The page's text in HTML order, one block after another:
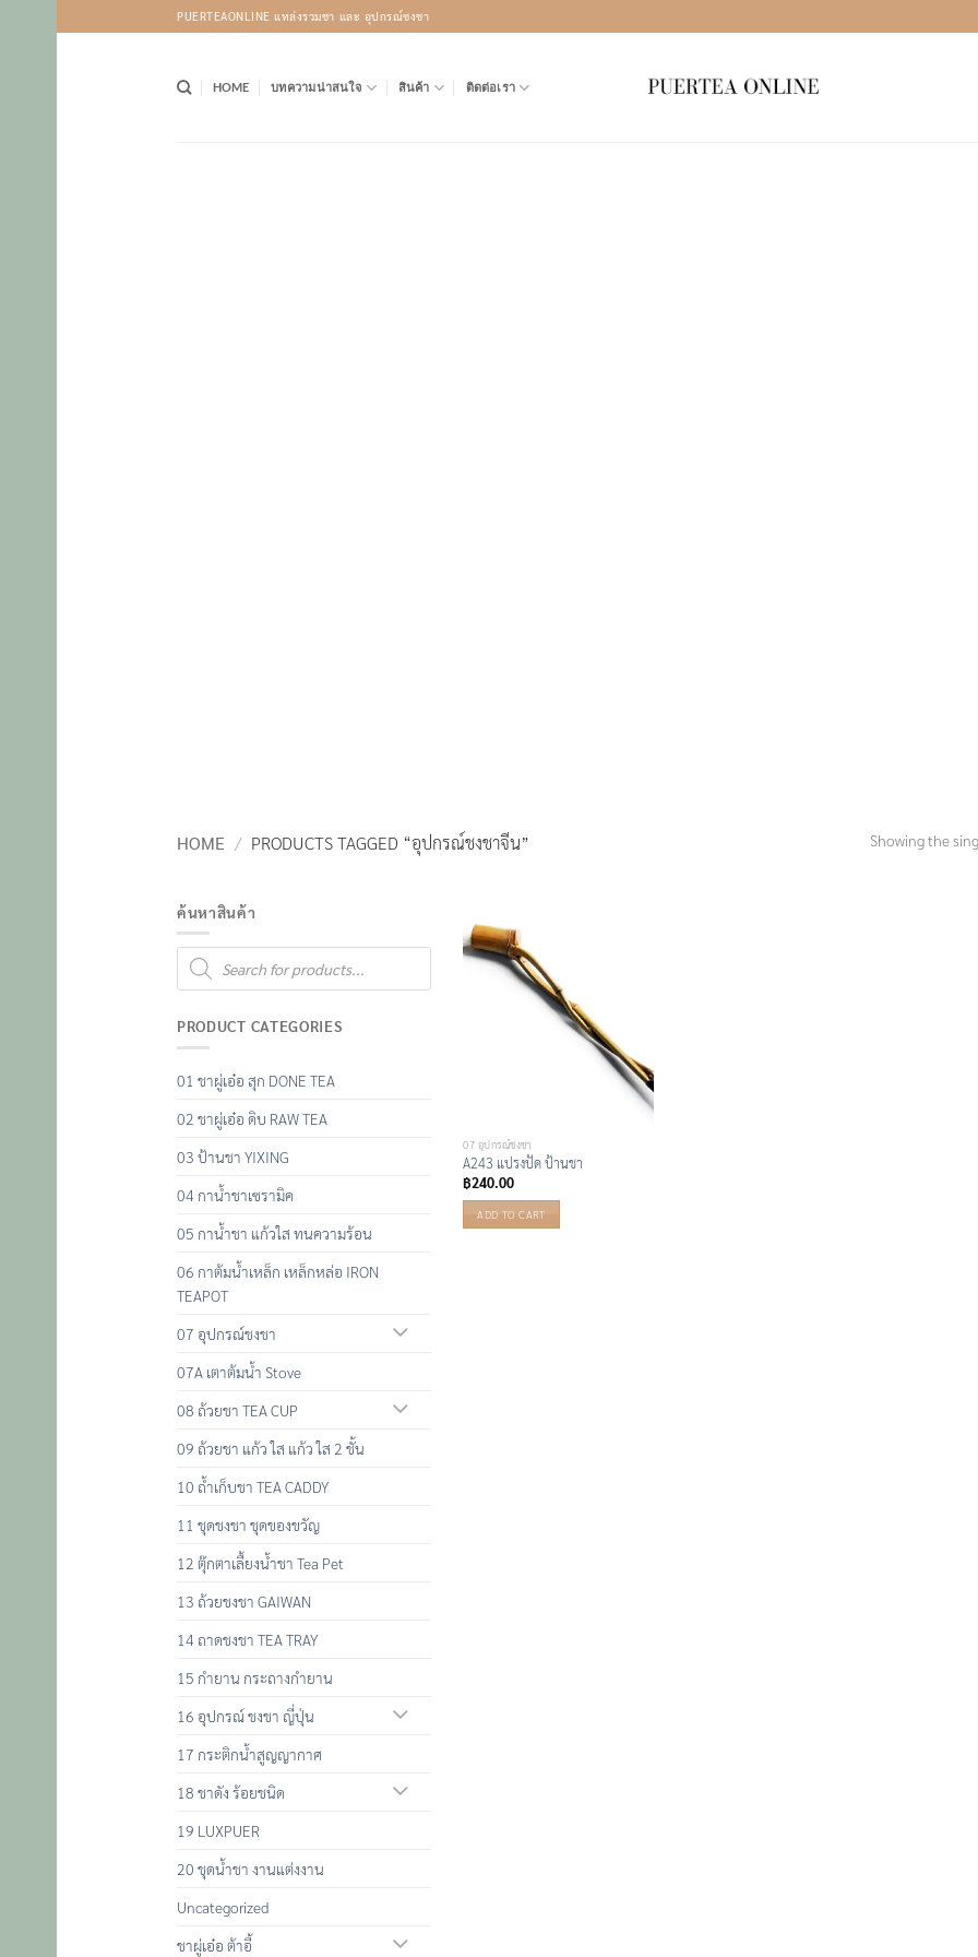
to
PUERTEAONLINE แหล่งรวมชา และ อุปกรณ์ชงชา
HOME บทความน่าสนใจ สินค้า ติดต่อเรา
HOME / PRODUCTS TAGGED “อุปกรณ์ชงชาจีน” Showing the
ค้นหาสินค้า
Products
search
PRODUCT CATEGORIES
01 ชาผู่เอ๋อ สุก DONE TEA
02 ชาผู่เอ๋อ ดิบ RAW TEA
03 ป้านชา YIXING
04 กาน้ำชาเซรามิค
05 กาน้ำชา แก้วใส ทนความร้อน
06 กาต้มน้ำเหล็ก เหล็กหล่อ IRON
TEAPOT
07 อุปกรณ์ชงชา
07A เตาต้มน้ำ Stove
08 ถ้วยชา TEA CUP
09 ถ้วยชา แก้ว ใส แก้ว ใส 2 ชั้น
10 ถ้ำเก็บชา TEA CADDY
11 ชุดชงชา ชุดของขวัญ
12 ตุ๊กตาเลื้ยงน้ำชา Tea Pet
13 ถ้วยชงชา GAIWAN
14 ถาดชงชา TEA TRAY
15 กำยาน กระถางกำยาน
16 อุปกรณ์ ชงชา ญี่ปุ่น
17 กระติกน้ำสูญญากาศ
18 ชาดัง ร้อยชนิด
19 LUXPUER
20 ชุดน้ำชา งานแต่งงาน
Uncategorized
ชาผู่เอ๋อ ต้าอี้
07 อุปกรณ์ชงชา
A243 แปรงปัด ป้านชา
฿240.00
ADD TO CART